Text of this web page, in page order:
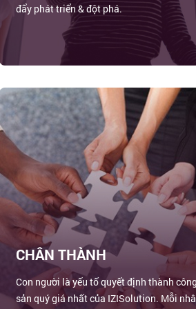
đẩy phát triển & đột phá.
CHÂN THÀNH
Con người là yếu tố quyết định thành
sản quý giá nhất của IZISolution. Mỗi